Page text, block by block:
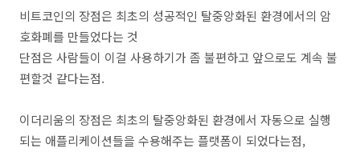
비트코인의 장점은 최초의 성공적인 탈중앙화된 환경에서의 암
호화폐를 만들었다는 것
단점은 사람들이 이걸 사용하기가 좀 불편하고 앞으로도 계속 불
편할것 같다는점.
이더리움의 장점은 최초의 탈중앙화된 환경에서 자동으로 실행
되는 애플리케이션들을 수용해주는 플랫폼이 되었다는점,